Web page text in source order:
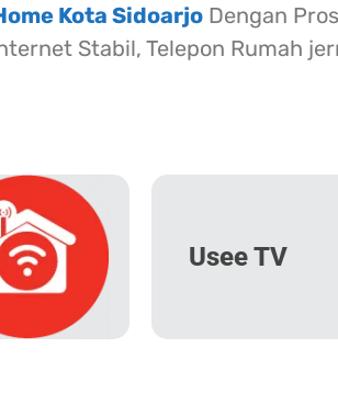
Kota SidoarjoDengan
Stabil, Telepon Rumah
Usee TV